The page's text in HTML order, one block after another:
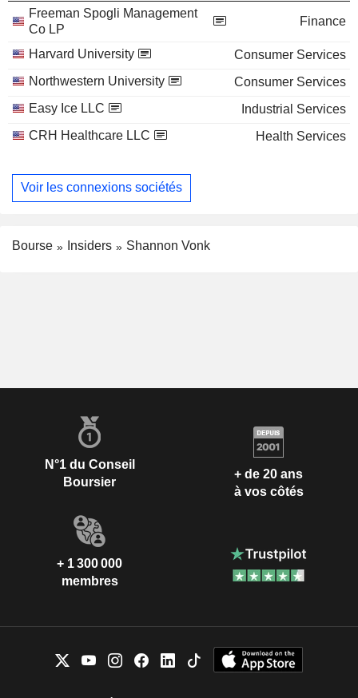
Freeman Spogli Management
Co LP
Finance
Harvard University
Consumer Services
Northwestern University
Consumer Services
Easy Ice LLC
Industrial Services
CRH Healthcare LLC
Health Services
Voir les connexions sociétés
Bourse Insiders Shannon Vonk
N°1 du Conseil
Boursier
+ de 20 ans
à vos côtés
+ 1 300 000
membres